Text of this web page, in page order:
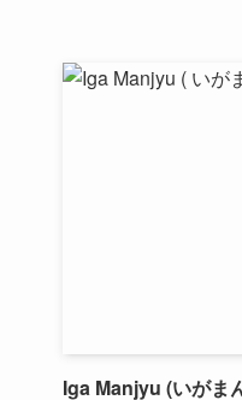
Iga Manjyu (いがま